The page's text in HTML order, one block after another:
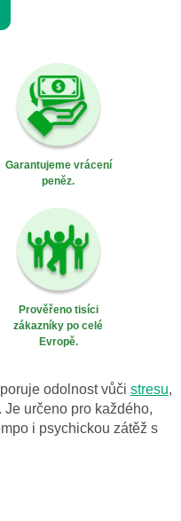
Garantujeme vrácení
peněz.
Prověřeno tisíci
zákazníky po celé
Evropě.
odolnost vůči stresu,
určeno pro každého,
i psychickou zátěž s